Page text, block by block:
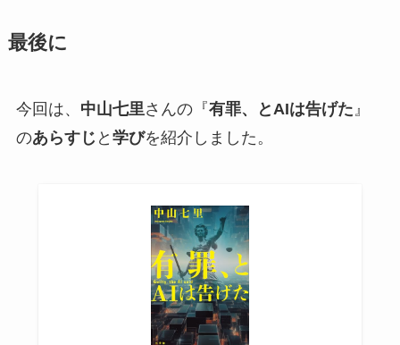
最後に
今回は、 中山七里さんの『有罪、とAIは告げた』
のあらすじ と 学びを紹介しました。